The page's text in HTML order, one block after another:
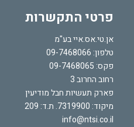
פרטי התקשרות
אן.טי.אס.איי בע"מ
טלפון: 09-7468066
פקס: 09-7468065
רחוב החרוב 3
פארק תעשיות חבל מודיעין
מיקוד: 7319900. ת.ד: 209
info@ntsi.co.il